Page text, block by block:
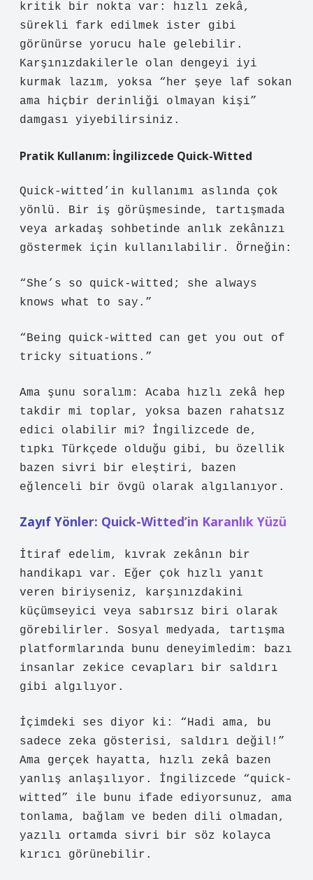
kritik bir nokta var: hızlı zekâ,
sürekli fark edilmek ister gibi
görünürse yorucu hale gelebilir.
Karşınızdakilerle olan dengeyi iyi
kurmak lazım, yoksa “her şeye laf sokan
ama hiçbir derinliği olmayan kişi”
damgası yiyebilirsiniz.
Pratik Kullanım: İngilizcede Quick-Witted
Quick-witted’in kullanımı aslında çok
yönlü. Bir iş görüşmesinde, tartışmada
veya arkadaş sohbetinde anlık zekânızı
göstermek için kullanılabilir. Örneğin:
“She’s so quick-witted; she always
knows what to say.”
“Being quick-witted can get you out of
tricky situations.”
Ama şunu soralım: Acaba hızlı zekâ hep
takdir mi toplar, yoksa bazen rahatsız
edici olabilir mi? İngilizcede de,
tıpkı Türkçede olduğu gibi, bu özellik
bazen sivri bir eleştiri, bazen
eğlenceli bir övgü olarak algılanıyor.
Zayıf Yönler: Quick-Witted’in Karanlık Yüzü
İtiraf edelim, kıvrak zekânın bir
handikapı var. Eğer çok hızlı yanıt
veren biriyseniz, karşınızdakini
küçümseyici veya sabırsız biri olarak
görebilirler. Sosyal medyada, tartışma
platformlarında bunu deneyimledim: bazı
insanlar zekice cevapları bir saldırı
gibi algılıyor.
İçimdeki ses diyor ki: “Hadi ama, bu
sadece zeka gösterisi, saldırı değil!”
Ama gerçek hayatta, hızlı zekâ bazen
yanlış anlaşılıyor. İngilizcede “quick-
witted” ile bunu ifade ediyorsunuz, ama
tonlama, bağlam ve beden dili olmadan,
yazılı ortamda sivri bir söz kolayca
kırıcı görünebilir.